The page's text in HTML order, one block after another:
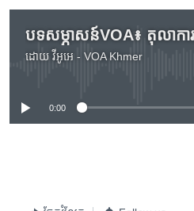
ដោយវីអូអេ - VOA Khmer
0:00